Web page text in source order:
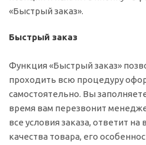
«Быстрый заказ».
Быстрый заказ
Функция «Быстрый заказ»
проходить всю процедуру
самостоятельно. Вы
время вам перезвонит
все условия заказа, ответит
качества товара, его